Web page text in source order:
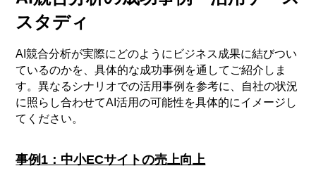
スタディ
AI競合分析が実際にどのようにビジネス成果に結びつい
ているのかを、具体的な成功事例を通してご紹介しま
す。異なるシナリオでの活用事例を参考に、自社の状況
に照らし合わせてAI活用の可能性を具体的にイメージし
てください。
事例1：中小ECサイトの売上向上